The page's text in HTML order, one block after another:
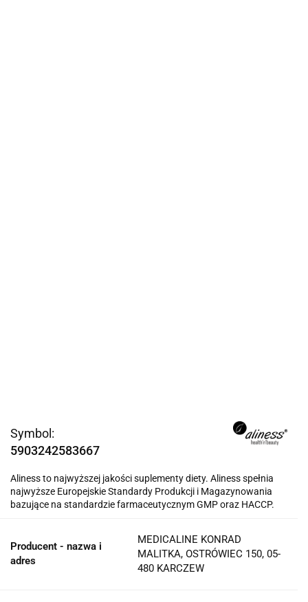
Symbol:
5903242583667
Aliness to najwyższej jakości suplementy diety. Aliness spełnia
najwyższe Europejskie Standardy Produkcji i Magazynowania
bazujące na standardzie farmaceutycznym GMP oraz HACCP.
Producent - nazwa i
adres
MEDICALINE KONRAD
MALITKA, OSTRÓWIEC 150, 05-
480 KARCZEW